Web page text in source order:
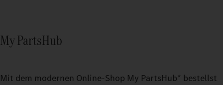
My PartsHub
Mit dem modernen Online-Shop My PartsHub* bestellst